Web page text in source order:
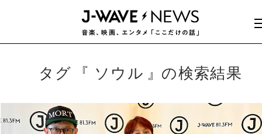
タグ ソウル の検索結果